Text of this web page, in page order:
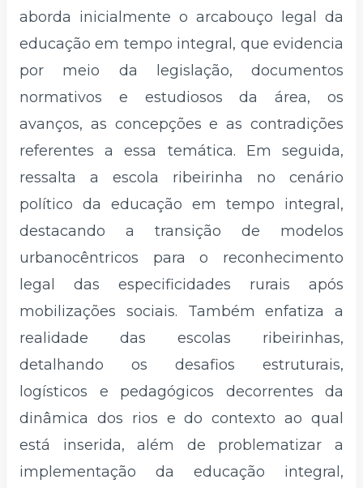
aborda inicialmente o arcabouço legal da
educação em tempo integral, que evidencia
por meio da legislação, documentos
normativos e estudiosos da área, os
avanços, as concepções e as contradições
referentes a essa temática. Em seguida,
ressalta a escola ribeirinha no cenário
político da educação em tempo integral,
destacando a transição de modelos
urbanocêntricos para o reconhecimento
legal das especificidades rurais após
mobilizações sociais. Também enfatiza a
realidade das escolas ribeirinhas,
detalhando os desafios estruturais,
logísticos e pedagógicos decorrentes da
dinâmica dos rios e do contexto ao qual
está inserida, além de problematizar a
implementação da educação integral,